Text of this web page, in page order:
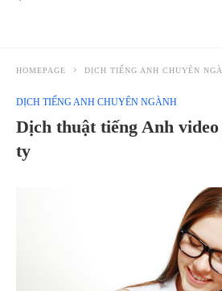
HOMEPAGE DỊCH TIẾNG ANH CHUYÊN
DỊCH TIẾNG ANH CHUYÊN NGÀNH
Dịch thuật tiếng Anh
ty